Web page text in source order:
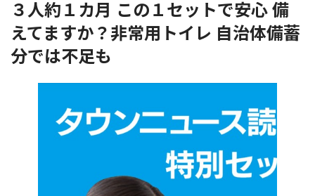
３人約１カ月 この１セットで安心 備
えてますか？非常用トイレ 自治体備蓄
分では不足も